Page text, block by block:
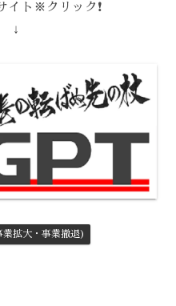
イト※クリック❗️
↓
拡大・事業撤退)